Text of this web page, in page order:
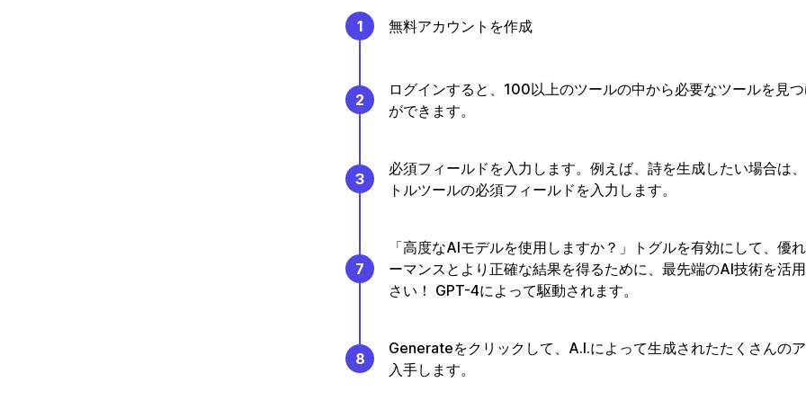
1 無料アカウントを作成
2
ログインすると、100以上のツールの中から必要なツールを見
ができます。
3
必須フィールドを入力します。例えば、詩を生成したい場合は
トルツールの必須フィールドを入力します。
7
「高度なAIモデルを使用しますか？」トグルを有効にして、優
ーマンスとより正確な結果を得るために、最先端のAI技術を活
さい！ GPT-4によって駆動されます。
8
Generateをクリックして、A.I.によって生成されたたくさんの
入手します。